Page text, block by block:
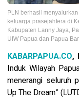
PLN berhasil
keluarga prasejahtera di
Kabupaten Lanny Jaya,
UIW Papua dan Papua
KABARPAPUA.CO,
Induk Wilayah
menerangi seluruh
Up The Dream”